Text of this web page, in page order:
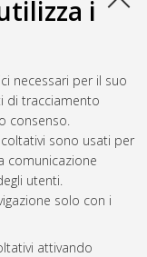
i
necessari per il suo
di tracciamento
consenso.
sono usati per
comunicazione
utenti.
solo con i
attivando
in fisica
Corso di Studio in
01:53:04 2026 CEST